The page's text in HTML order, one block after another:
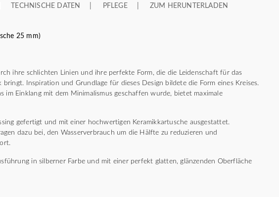
TECHNISCHE DATEN PFLEGE ZUM HERUNTERLADEN
25 mm)
ihre schlichten Linien und ihre perfekte Form, die die Leidenschaft für das
Inspiration und Grundlage für dieses Design bildete die Form eines Kreises.
im Einklang mit dem Minimalismus geschaffen wurde, bietet maximale
gefertigt und mit einer hochwertigen Keramikkartusche ausgestattet.
dazu bei, den Wasserverbrauch um die Hälfte zu reduzieren und
in silberner Farbe und mit einer perfekt glatten, glänzenden Oberfläche